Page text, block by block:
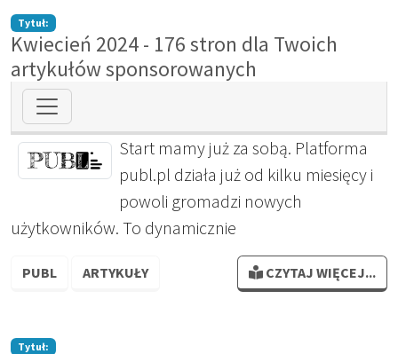
Tytuł:
Kwiecień 2024 - 176 stron dla Twoich
artykułów sponsorowanych
Start mamy już za sobą. Platforma
publ.pl działa już od kilku miesięcy i
powoli gromadzi nowych
użytkowników. To dynamicznie
PUBL ARTYKUŁY CZYTAJ WIĘCEJ...
Tytuł: